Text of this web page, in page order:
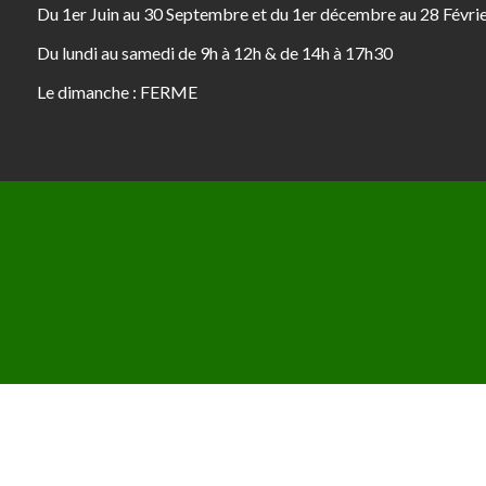
Du 1er Juin au 30 Septembre et du 1er décembre au 28
Du lundi au samedi de 9h à 12h & de 14h à 17h30
Le dimanche : FERME